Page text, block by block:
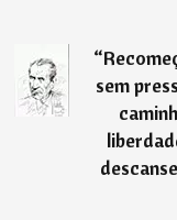
“
sem